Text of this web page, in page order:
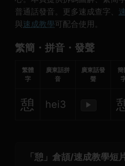
普通話發音。更多速成查字、
與速成教學可配合使用。
繁簡・拼音・發聲
繁體
字
廣東話拼
音
廣東話發
聲
簡
憩 hei3 ▶
「憩」倉頡/速成教學短